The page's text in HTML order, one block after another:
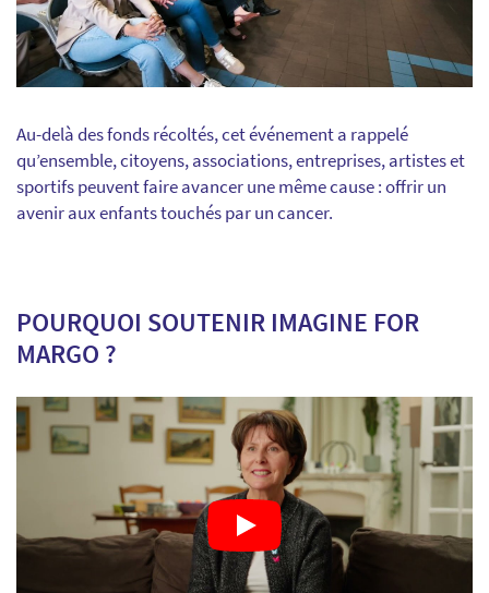
Au-delà des fonds récoltés, cet événement a rappelé
qu’ensemble, citoyens, associations, entreprises, artistes et
sportifs peuvent faire avancer une même cause : offrir un
avenir aux enfants touchés par un cancer.
POURQUOI SOUTENIR IMAGINE FOR
MARGO ?